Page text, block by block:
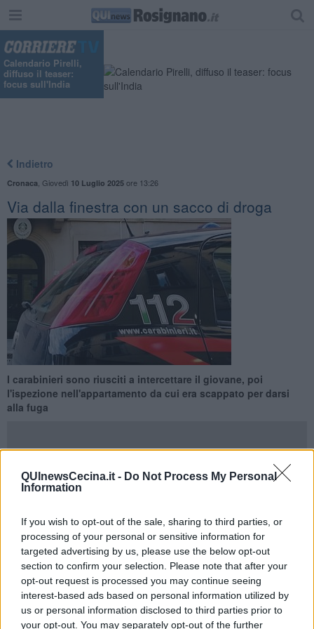
QUInewsCecina.it - Do Not Process My Personal
Information
If you wish to opt-out of the sale, sharing to third parties, or
processing of your personal or sensitive information for
targeted advertising by us, please use the below opt-out
section to confirm your selection. Please note that after your
opt-out request is processed you may continue seeing
interest-based ads based on personal information utilized by
us or personal information disclosed to third parties prior to
your opt-out. You may separately opt-out of the further
Calendario Pirelli,
diffuso il teaser:
focus sull'India
Indietro
Cronaca Giovedì 10 Luglio 2025ore 13:26
Via dalla finestra con un sacco di droga
I carabinieri sono riusciti a intercettare il giovane, poi
l'ispezione nell'appartamento da cui era scappato per darsi
alla fuga
CECINA —I carabinieri del NORM della Compagnia di Cecina
oltre 200 grammi di marijuana ed un bilancino di precisione
contenuti in un sacco abbandonato durante la fuga di un giovane.
I militari, nel corso di un mirato servizio nella frazione di San Pietro
in Palazzi, hanno notato un uomo calarsi dalla finestra di un
appartamento al secondo piano con in mano un voluminoso
sacco di plastica. I militari, avvicinatisi, hanno riconosciuto il
ragazzo già noto per pregresse indagini connesse agli stupefacenti